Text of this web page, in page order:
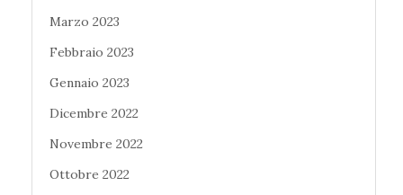
Marzo 2023
Febbraio 2023
Gennaio 2023
Dicembre 2022
Novembre 2022
Ottobre 2022